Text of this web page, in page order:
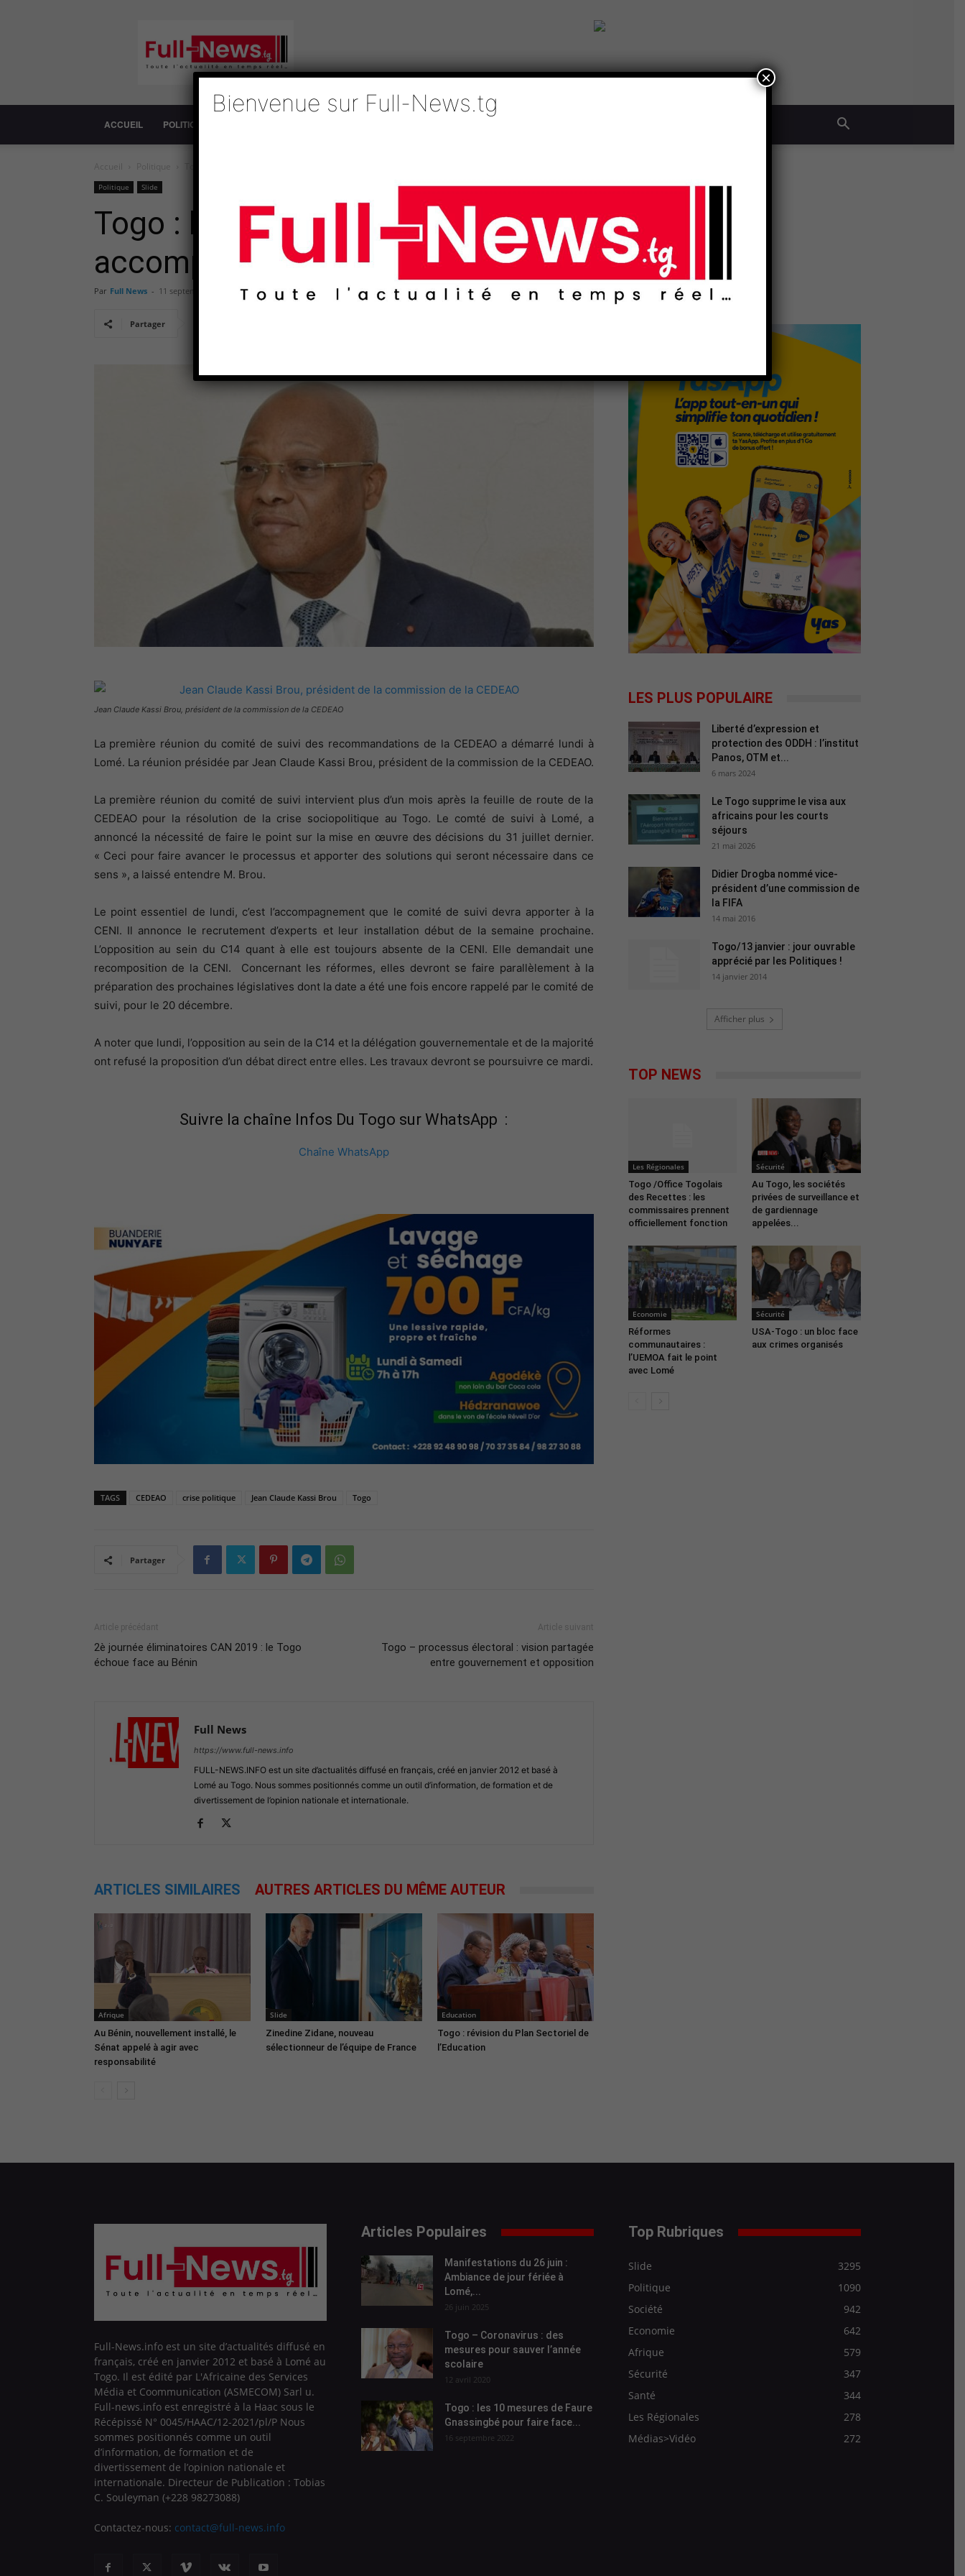
News
ACCUEIL POLITIQUE
Accueil Politique
Politique Slide
Togo : le comité de suivi de la CEDEAO va
accompagner la CENI
Par Full News - 11 septembre 2018
Partager
Jean Claude Kassi Brou, président de la commission de la CEDEAO
La première réunion du comité de suivi des recommandations de la CEDEAO a démarré lundi à
Lomé. La réunion présidée par Jean Claude Kassi Brou, président de la commission de la CEDEAO.
La première réunion du comité de suivi intervient plus d’un mois après la feuille de route de la
CEDEAO pour la résolution de la crise sociopolitique au Togo. Le comté de suivi à Lomé, a
annoncé la nécessité de faire le point sur la mise en œuvre des décisions du 31 juillet dernier.
« Ceci pour faire avancer le processus et apporter des solutions qui seront nécessaire dans ce
sens », a laissé entendre M. Brou.
Le point essentiel de lundi, c’est l’accompagnement que le comité de suivi devra apporter à la
CENI. Il annonce le recrutement d’experts et leur installation début de la semaine prochaine.
L’opposition au sein du C14 quant à elle est toujours absente de la CENI. Elle demandait une
recomposition de la CENI. Concernant les réformes, elles devront se faire parallèlement à la
préparation des prochaines législatives dont la date a été une fois encore rappelé par le comité de
suivi, pour le 20 décembre.
A noter que lundi, l’opposition au sein de la C14 et la délégation gouvernementale et de la majorité
ont refusé la proposition d’un débat direct entre elles. Les travaux devront se poursuivre ce mardi.
Suivre la chaîne Infos Du Togo sur WhatsApp :
Chaîne WhatsApp
TAGS CEDEAO crise politique Jean Claude Kassi Brou Togo
Partager
Article précédant
2è journée éliminatoires CAN 2019 : le Togo
échoue face au Bénin
Article suivant
Togo – processus électoral : vision partagée
entre gouvernement et opposition
Full News
https://www.full-news.info
FULL-NEWS.INFO est un site d’actualités diffusé en français, créé en janvier 2012 et basé à
Lomé au Togo. Nous sommes positionnés comme un outil d’information, de formation et de
divertissement de l’opinion nationale et internationale.
ARTICLES SIMILAIRES AUTRES ARTICLES DU MÊME AUTEUR
Afrique
Au Bénin, nouvellement installé, le
Sénat appelé à agir avec
responsabilité
Slide
Zinedine Zidane, nouveau
sélectionneur de l’équipe de France
Education
Togo : révision du Plan Sectoriel de
l’Education
LES PLUS POPULAIRE
Liberté d’expression et
protection des ODDH : l’institut
Panos, OTM et...
6 mars 2024
Le Togo supprime le visa aux
africains pour les courts
séjours
21 mai 2026
Didier Drogba nommé vice-
président d’une commission de
la FIFA
14 mai 2016
Togo/13 janvier : jour ouvrable
apprécié par les Politiques !
14 janvier 2014
Afficher plus
TOP NEWS
Les Régionales
Togo /Office Togolais
des Recettes : les
commissaires prennent
officiellement fonction
Sécurité
Au Togo, les sociétés
privées de surveillance et
de gardiennage
appelées...
Economie
Réformes
communautaires :
l’UEMOA fait le point
avec Lomé
Sécurité
USA-Togo : un bloc face
aux crimes organisés
Full-News.info est un site d’actualités diffusé en
français, créé en janvier 2012 et basé à Lomé au
Togo. Il est édité par L'Africaine des Services
Média et Coommunication (ASMECOM) Sarl u.
Full-news.info est enregistré à la Haac sous le
Récépissé N° 0045/HAAC/12-2021/pl/P Nous
sommes positionnés comme un outil
d’information, de formation et de
divertissement de l’opinion nationale et
internationale. Directeur de Publication : Tobias
C. Souleyman (+228 98273088)
Contactez-nous: contact@full-news.info
Articles Populaires
Manifestations du 26 juin :
Ambiance de jour fériée à
Lomé,...
26 juin 2025
Togo – Coronavirus : des
mesures pour sauver l’année
scolaire
12 avril 2020
Togo : les 10 mesures de Faure
Gnassingbé pour faire face...
16 septembre 2022
Top Rubriques
Slide
3295
Politique
1090
Société
942
Economie
642
Afrique
579
Sécurité
347
Santé
344
Les Régionales
278
Médias>Vidéo
272
Bienvenue sur Full-News.tg
×